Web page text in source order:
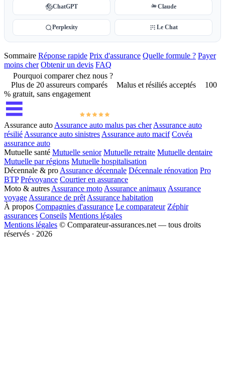
ChatGPT Claude
Perplexity Le Chat
Sommaire Réponse rapide Prix d'assurance Quelle formule ? Payer
moins cher Obtenir un devis FAQ
Pourquoi comparer chez nous ?
Plus de 20 assureurs comparés
Malus et résiliés acceptés
100
% gratuit, sans engagement
Assurance auto Assurance auto malus pas cher Assurance auto
résilié Assurance auto sinistres Assurance auto macif Covéa
assurance auto
Mutuelle santé Mutuelle senior Mutuelle retraite Mutuelle dentaire
Mutuelle par régions Mutuelle hospitalisation
Décennale & pro Assurance décennale Décennale rénovation Pro
BTP Prévoyance Courtier en assurance
Moto & autres Assurance moto Assurance animaux Assurance
voyage Assurance de prêt Assurance habitation
À propos Compagnies d'assurance Le comparateur Zéphir
assurances Conseils Mentions légales
Mentions légales © Comparateur-assurances.net — tous droits
réservés · 2026